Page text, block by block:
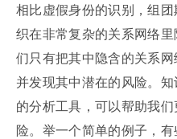
相比虚假身份的识别，组
织在非常复杂的关系网络
们只有把其中隐含的关系
并发现其中潜在的风险。
的分析工具，可以帮助我
险。举一个简单的例子，